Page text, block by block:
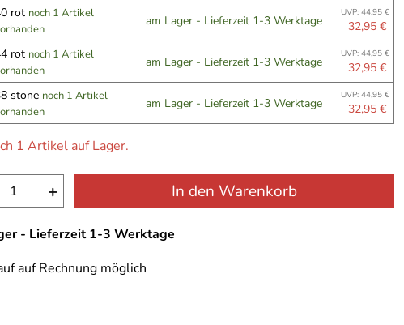
rot noch 1 Artikel
am Lager - Lieferzeit 1-3 Werktage UVP: 44,95 €
32,95 €
rot noch 1 Artikel
am Lager - Lieferzeit 1-3 Werktage UVP: 44,95 €
32,95 €
stone noch 1 Artikel
am Lager - Lieferzeit 1-3 Werktage UVP: 44,95 €
32,95 €
1 Artikel auf Lager.
+ In den Warenkorb
- Lieferzeit 1-3 Werktage
auf Rechnung möglich